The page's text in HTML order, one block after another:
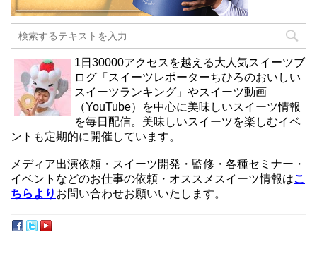
1日30000アクセスを越える大人気スイーツブ
ログ「スイーツレポーターちひろのおいしい
スイーツランキング」やスイーツ動画
（YouTube）を中心に美味しいスイーツ情報
を毎日配信。美味しいスイーツを楽しむイベ
ントも定期的に開催しています。
メディア出演依頼・スイーツ開発・監修・各種セミナー・
イベントなどのお仕事の依頼・オススメスイーツ情報はこ
ちらより お問い合わせお願いいたします。